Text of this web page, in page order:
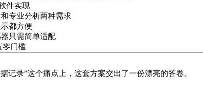
件实现
专业分析两种需求
都方便
只需简单适配
零门槛
记录”这个痛点上，这套方案交出了一份漂亮的答卷。